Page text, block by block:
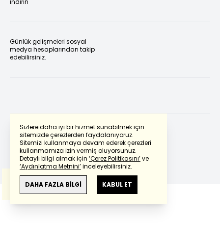
Sizlere daha iyi bir hizmet sunabilmek için
sitemizde çerezlerden faydalanıyoruz.
Sitemizi kullanmaya devam ederek çerezleri
kullanmamıza izin vermiş oluyorsunuz.
Detaylı bilgi almak için ‘Çerez Politikasını’ve
‘Aydınlatma Metnini’inceleyebilirsiniz.
DAHA FAZLA BİLGİ KABUL ET
Günlük gelişmeleri sosyal
medya hesaplarından takip
edebilirsiniz.
Powered by Translate
Bu çevirideGoogle Transletekullanılmıştır.
Anlam ve çeviri hatalarından
haberturk.com
sorumlu değildir.